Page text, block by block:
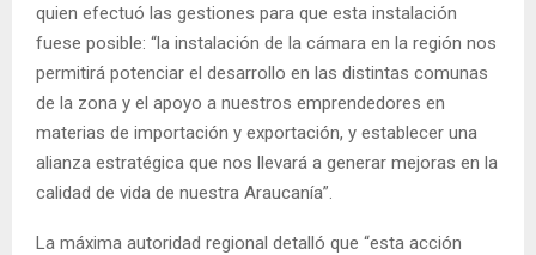
quien efectuó las gestiones para que esta instalación
fuese posible: “la instalación de la cámara en la región nos
permitirá potenciar el desarrollo en las distintas comunas
de la zona y el apoyo a nuestros emprendedores en
materias de importación y exportación, y establecer una
alianza estratégica que nos llevará a generar mejoras en la
calidad de vida de nuestra Araucanía”.
La máxima autoridad regional detalló que “esta acción